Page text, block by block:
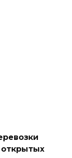
открытых